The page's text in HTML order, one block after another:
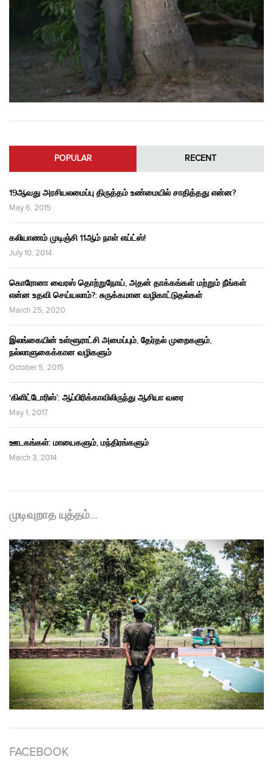
POPULAR RECENT
19ஆவது அரசியலமைப்பு திருத்தம் உண்மையில் சாதித்தது என்ன?
May 6, 2015
கலியாணம் முடிஞ்சி 11ஆம் நாள் எய்ட்ஸ்!
July 10, 2014
கொரோனா வைரஸ் தொற்றுநோய், அதன் தாக்கங்கள் மற்றும் நீங்கள்
என்ன உதவி செய்யலாம்?: சுருக்கமான வழிகாட்டுதல்கள்
March 25, 2020
இலங்கையின் உள்ளூராட்சி அமைப்பும், தேர்தல் முறைகளும்,
நல்லாளுகைக்கான வழிகளும்
October 5, 2015
‘கிளிட்டோரிஸ்’: ஆப்பிரிக்காவிலிருந்து ஆசியா வரை
May 1, 2017
ஊடகங்கள்: மாயைகளும், மந்திரங்களும்
March 3, 2014
முடிவுறாத யுத்தம்…
FACEBOOK